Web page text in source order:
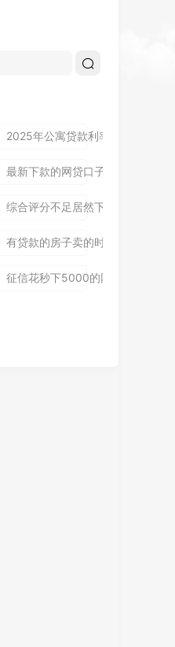
钱,隆重介绍5个免审秒批的分享
2025年公寓贷款利率是多少？别
月高通过率指南！顺便整理这5个
最新下款的网贷口子论坛,全网收
时间及到账流程详解
综合评分不足居然下款了,简单汇
一文讲清所有风险点，新手办理
有贷款的房子卖的时候贷款怎么
,为您介绍5款包下款的黑户口子
征信花秒下5000的网贷哪个还能